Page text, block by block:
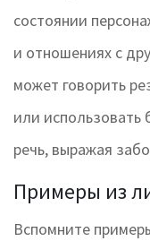
состоянии
и отношениях с
может говорить
или
речь, выражая
Примеры из
Вспомните